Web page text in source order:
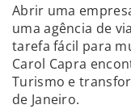
Abrir uma
uma agência de
tarefa fácil para
Carol Capra
Turismo e
de Janeiro.